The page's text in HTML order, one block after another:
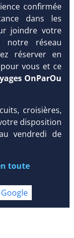
DEVIS /
RÉSERVATION
confirmée
dans les
joindre votre
notre réseau
réserver en
vous et ce
OnParOu
croisières,
disposition
vendredi de
toute